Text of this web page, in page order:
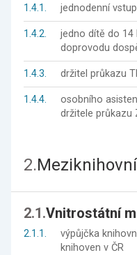
1.4.1. jednodenní
1.4.2.
jedno dítě do 14
doprovodu
1.4.3. držitel průkazu
1.4.4.
osobního
držitele průkazu
2.
2.1.Vnitrostátní
2.1.1.
výpůjčka
knihoven v ČR